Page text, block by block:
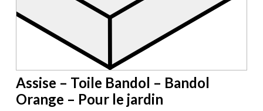
Assise – Toile Bandol – Bandol
Orange – Pour le jardin